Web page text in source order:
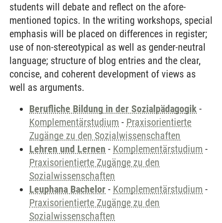
students will debate and reflect on the afore-
mentioned topics. In the writing workshops, special
emphasis will be placed on differences in register;
use of non-stereotypical as well as gender-neutral
language; structure of blog entries and the clear,
concise, and coherent development of views as
well as arguments.
Berufliche Bildung in der Sozialpädagogik -
Komplementärstudium - Praxisorientierte
Zugänge zu den Sozialwissenschaften
Lehren und Lernen - Komplementärstudium -
Praxisorientierte Zugänge zu den
Sozialwissenschaften
Leuphana Bachelor - Komplementärstudium -
Praxisorientierte Zugänge zu den
Sozialwissenschaften